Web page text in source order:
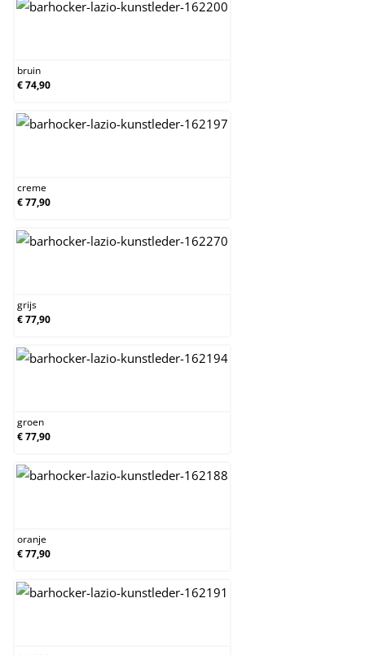
bruin
€ 74,90
creme
€ 77,90
grijs
€ 77,90
groen
€ 77,90
oranje
€ 77,90